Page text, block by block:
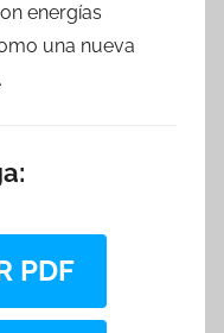
energías
una nueva
PDF